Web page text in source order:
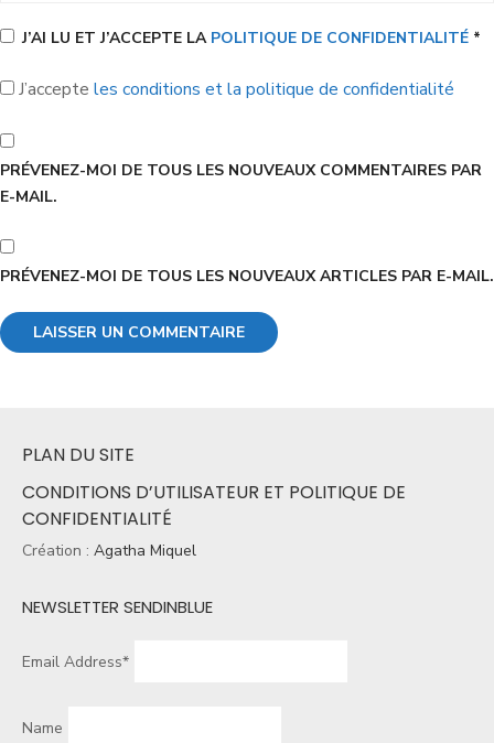
J’AI LU ET J’ACCEPTE LA POLITIQUE DE CONFIDENTIALITÉ *
J’accepte les conditions et la politique de confidentialité
PRÉVENEZ-MOI DE TOUS LES NOUVEAUX COMMENTAIRES PAR
E-MAIL.
PRÉVENEZ-MOI DE TOUS LES NOUVEAUX ARTICLES PAR E-MAIL.
PLAN DU SITE
CONDITIONS D’UTILISATEUR ET POLITIQUE DE
CONFIDENTIALITÉ
Création : Agatha Miquel
NEWSLETTER SENDINBLUE
Email Address*
Name